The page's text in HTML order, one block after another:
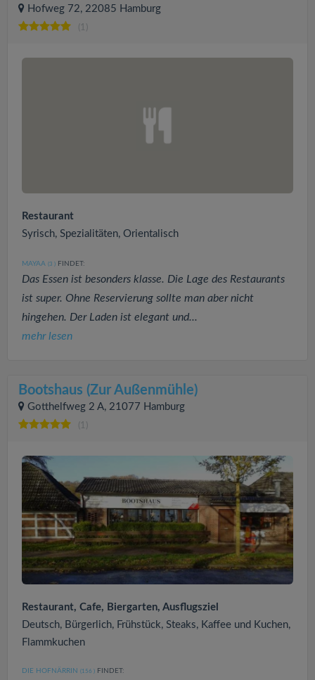
Hofweg 72, 22085 Hamburg
(1)
Restaurant
Syrisch, Spezialitäten, Orientalisch
MAYAA (3 ) FINDET:
Das Essen ist besonders klasse. Die Lage des Restaurants
ist super. Ohne Reservierung sollte man aber nicht
hingehen. Der Laden ist elegant und...
mehr lesen
Bootshaus (Zur Außenmühle)
Gotthelfweg 2 A, 21077 Hamburg
(1)
Restaurant, Cafe, Biergarten, Ausflugsziel
Deutsch, Bürgerlich, Frühstück, Steaks, Kaffee und Kuchen,
Flammkuchen
DIE HOFNÄRRIN (156 ) FINDET: